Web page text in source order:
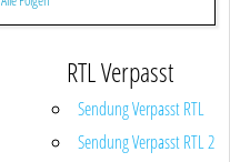
RTL Verpasst
Sendung Verpasst RTL
Sendung Verpasst RTL 2